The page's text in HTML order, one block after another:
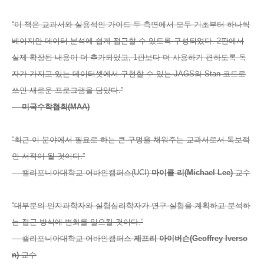
“이 책은 교과서와 실용적인 가이드 두 측면에서 모두 기초부터 하나씩
베이지안 데이터 분석에 쉽게 접근할 수 있도록 구성되었다. 2판에서
실제 확장된 내용이 더 추가되었고, 1판보다 더 사용하기 편하도록 독
자가 가지고 있는 데이터셋에서 구현할 수 있는 JAGS와 Stan 코드로
쓰인 새로운 프로그램을 담았다.”
—미국수학협회(MAA)
“최근 이 분야에서 필요로 하는 큰 구멍을 채워주는 교과서로서 독보적
인 서적이 될 것이다.”
— 캘리포니아대학교 어바인캠퍼스(UCI)마이클리(Michael Lee)교수
“대부분의 인지과학자와 실험심리학자가 연구 실험을 계획하고 분석하
는 접근 방식에 변화를 일으킬 것이다.”
— 캘리포니아대학교 어바인캠퍼스제프리 아이버슨(Geoffrey Iverso
n)교수